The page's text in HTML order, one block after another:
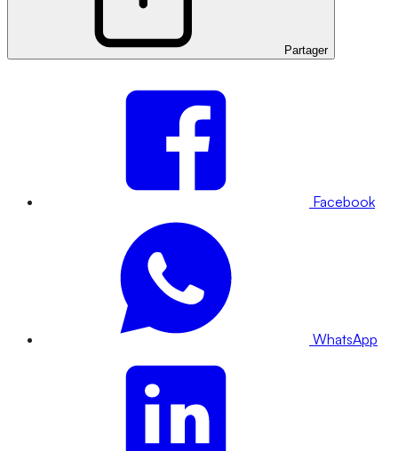
Partager
Facebook
WhatsApp